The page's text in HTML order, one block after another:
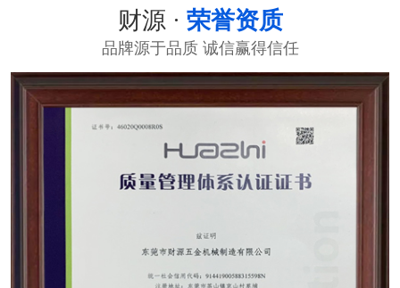
财源 · 荣誉资质
品牌源于品质 诚信赢得信任